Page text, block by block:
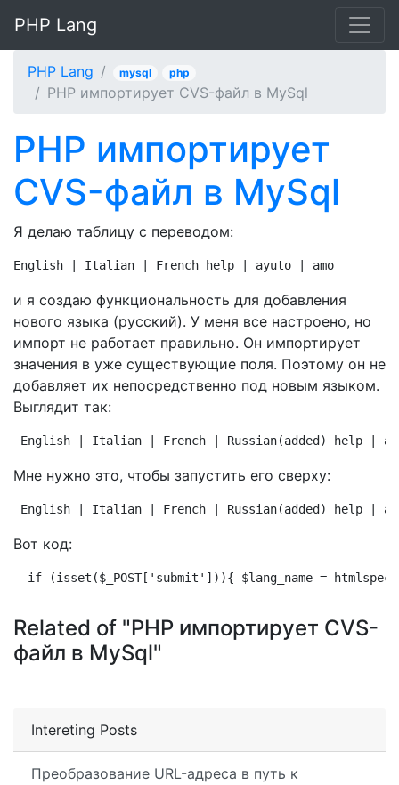
PHP Lang
PHP Lang mysql php
PHP импортирует CVS-файл в MySql
Intereting Posts
Преобразование URL-адреса в путь к
PHP импортирует
CVS-файл в MySql
Я делаю таблицу с переводом:
English | Italian | French help | ayuto | amo
и я создаю функциональность для добавления
нового языка (русский). У меня все настроено, но
импорт не работает правильно. Он импортирует
значения в уже существующие поля. Поэтому он не
добавляет их непосредственно под новым языком.
Выглядит так:
English | Italian | French | Russian(added) help |
Мне нужно это, чтобы запустить его сверху:
English | Italian | French | Russian(added) help |
Вот код:
if (isset($_POST['submit'])){ $lang_name =
Related of "PHP импортирует CVS-
файл в MySql"